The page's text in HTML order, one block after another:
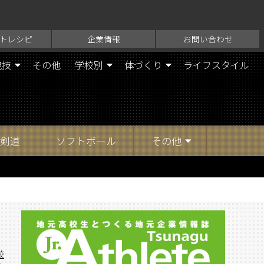
レシピ 企業情報 お問い合わせ
その他 学校別 体づくり ライフスタイル
剣道 ソフトボール その他